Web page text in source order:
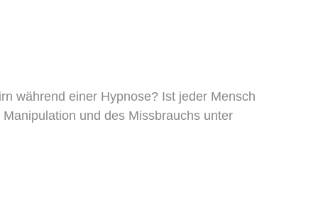
während einer Hypnose? Ist jeder Mensch
und des Missbrauchs unter